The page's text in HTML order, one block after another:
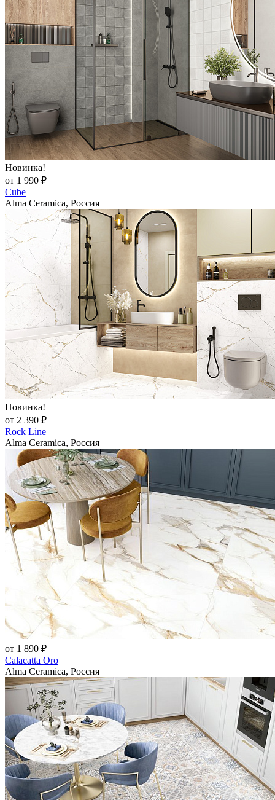
Новинка!
от 1 990 ₽
Cube
Alma Ceramica, Россия
Новинка!
от 2 390 ₽
Rock Line
Alma Ceramica, Россия
от 1 890 ₽
Calacatta Oro
Alma Ceramica, Россия